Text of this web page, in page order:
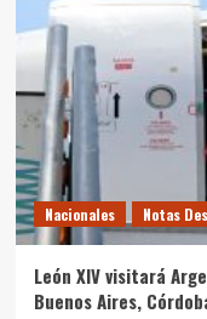
Nacionales Notas
León XIV visitará
Buenos Aires,